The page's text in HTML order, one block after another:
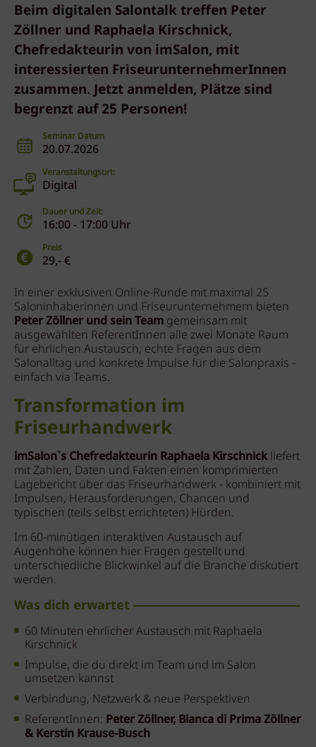
Beim digitalen Salontalk treffen Peter
Zöllner und Raphaela Kirschnick,
Chefredakteurin von imSalon, mit
interessierten FriseurunternehmerInnen
zusammen. Jetzt anmelden, Plätze sind
begrenzt auf 25 Personen!
Seminar Datum
20.07.2026
Veranstaltungsort:
Digital
Dauer und Zeit:
16:00 - 17:00 Uhr
Preis
29,- €
In einer exklusiven Online-Runde mit maximal 25
Saloninhaberinnen und Friseurunternehmern bieten
Peter Zöllner und sein Team gemeinsam mit
ausgewählten ReferentInnen alle zwei Monate Raum
für ehrlichen Austausch, echte Fragen aus dem
Salonalltag und konkrete Impulse für die Salonpraxis -
einfach via Teams.
Transformation im
Friseurhandwerk
imSalon`s Chefredakteurin Raphaela Kirschnickliefert
mit Zahlen, Daten und Fakten einen komprimierten
Lagebericht über das Friseurhandwerk - kombiniert mit
Impulsen, Herausforderungen, Chancen und
typischen (teils selbst errichteten) Hürden.
Im 60-minütigen interaktiven Austausch auf
Augenhöhe können hier Fragen gestellt und
unterschiedliche Blickwinkel auf die Branche diskutiert
werden.
Was dich erwartet
60 Minuten ehrlicher Austausch mit Raphaela
Kirschnick
Impulse, die du direkt im Team und im Salon
umsetzen kannst
Verbindung, Netzwerk & neue Perspektiven
ReferentInnen: Peter Zöllner, Bianca di Prima Zöllner
& Kerstin Krause-Busch